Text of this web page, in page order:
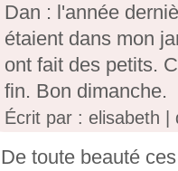
Dan : l'année
étaient dans mon
ont fait des petits.
fin. Bon dimanche.
Écrit par : elisabeth |
De toute beauté